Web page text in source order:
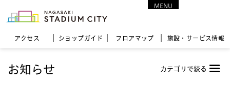
アクセス ショップガイド フロア マップ 施設・サービス情報
MENU
お知らせ カテゴリで絞る